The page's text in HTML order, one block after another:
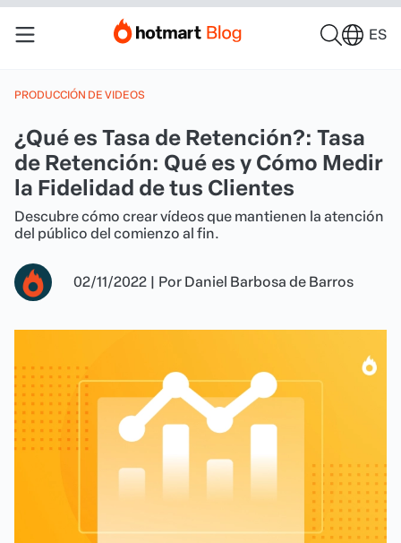
ES
PRODUCCIÓN DE VIDEOS
¿Qué es Tasa de Retención?: Tasa
de Retención: Qué es y Cómo Medir
la Fidelidad de tus Clientes
Descubre cómo crear vídeos que mantienen la atención
del público del comienzo al fin.
02/11/2022 | Por Daniel Barbosa de Barros